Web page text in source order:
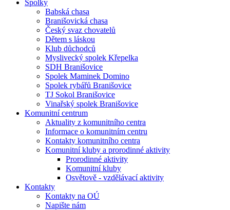
Spolky
Babská chasa
Branišovická chasa
Český svaz chovatelů
Dětem s láskou
Klub důchodců
Myslivecký spolek Křepelka
SDH Branišovice
Spolek Maminek Domino
Spolek rybářů Branišovice
TJ Sokol Branišovice
Vinařský spolek Branišovice
Komunitní centrum
Aktuality z komunitního centra
Informace o komunitním centru
Kontakty komunitního centra
Komunitní kluby a prorodinné aktivity
Prorodinné aktivity
Komunitní kluby
Osvětově - vzdělávací aktivity
Kontakty
Kontakty na OÚ
Napište nám